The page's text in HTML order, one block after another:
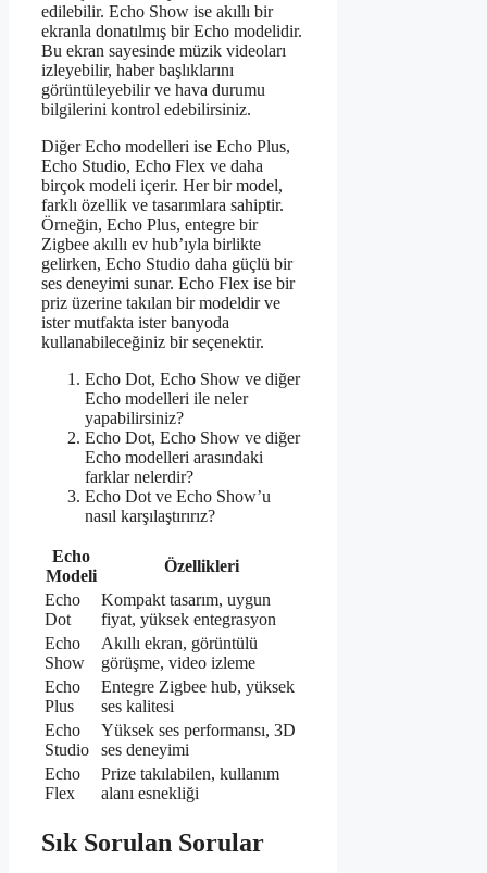
edilebilir. Echo Show ise akıllı bir
ekranla donatılmış bir Echo modelidir.
Bu ekran sayesinde müzik videoları
izleyebilir, haber başlıklarını
görüntüleyebilir ve hava durumu
bilgilerini kontrol edebilirsiniz.
Diğer Echo modelleri ise Echo Plus,
Echo Studio, Echo Flex ve daha
birçok modeli içerir. Her bir model,
farklı özellik ve tasarımlara sahiptir.
Örneğin, Echo Plus, entegre bir
Zigbee akıllı ev hub’ıyla birlikte
gelirken, Echo Studio daha güçlü bir
ses deneyimi sunar. Echo Flex ise bir
priz üzerine takılan bir modeldir ve
ister mutfakta ister banyoda
kullanabileceğiniz bir seçenektir.
Echo Dot, Echo Show ve diğer
Echo modelleri ile neler
yapabilirsiniz?
Echo Dot, Echo Show ve diğer
Echo modelleri arasındaki
farklar nelerdir?
Echo Dot ve Echo Show’u
nasıl karşılaştırırız?
Echo
Modeli
Özellikleri
Echo
Dot
Kompakt tasarım, uygun
fiyat, yüksek entegrasyon
Echo
Show
Akıllı ekran, görüntülü
görüşme, video izleme
Echo
Plus
Entegre Zigbee hub, yüksek
ses kalitesi
Echo
Studio
Yüksek ses performansı, 3D
ses deneyimi
Echo
Flex
Prize takılabilen, kullanım
alanı esnekliği
Sık Sorulan Sorular